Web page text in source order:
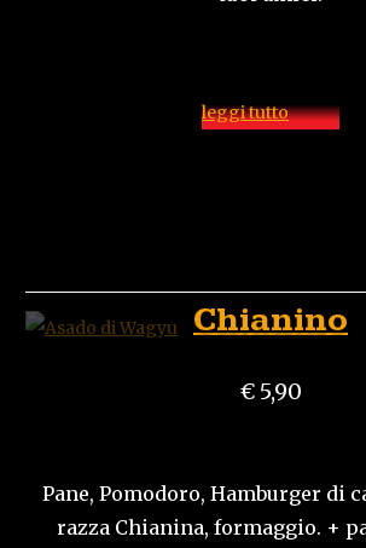
leggi tutto
Chianino
€ 5,90
Pane, Pomodoro, Hamburger di
razza Chianina, formaggio. +